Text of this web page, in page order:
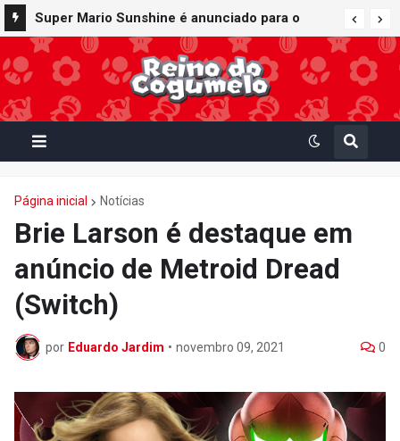
Super Mario Sunshine é anunciado para o
Nintendo GameCube - Nintendo Classics do
Nintendo Switch Online
Bob-bomba e Meca-koopa, inimigos
"mecânicos" de Super Mario, viram brinquedos
de corda no Super Nintendo World
Página inicial Notícias
Brie Larson é destaque em
anúncio de Metroid Dread
(Switch)
por Eduardo Jardim • novembro 09, 2021 0